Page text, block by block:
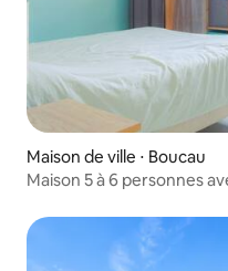
Maison de ville ⋅ Boucau
Maison 5 à 6 personnes